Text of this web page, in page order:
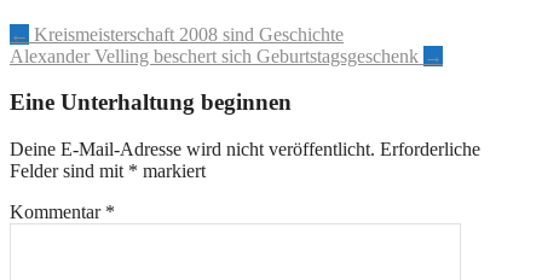
← Kreismeisterschaft 2008 sind Geschichte
Alexander Velling beschert sich Geburtstagsgeschenk →
Eine Unterhaltung beginnen
Deine E-Mail-Adresse wird nicht veröffentlicht. Erforderliche
Felder sind mit * markiert
Kommentar *